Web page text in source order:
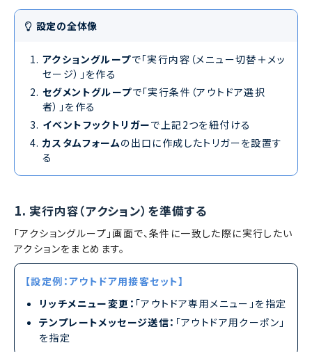
設定の全体像
アクショングループで「実行内容（メニュー切替＋メッ
セージ）」を作る
セグメントグループで「実行条件（アウトドア選択
者）」を作る
イベントフックトリガーで上記2つを紐付ける
カスタムフォームの出口に作成したトリガーを設置す
る
1. 実行内容（アクション）を準備する
「アクショングループ」画面で、条件に一致した際に実行したい
アクションをまとめます。
【設定例：アウトドア用接客セット】
リッチメニュー変更： 「アウトドア専用メニュー」を指定
テンプレートメッセージ送信： 「アウトドア用クーポン」
を指定